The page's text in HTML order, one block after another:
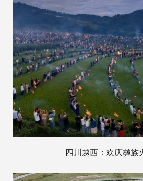
四川越西：欢庆彝族